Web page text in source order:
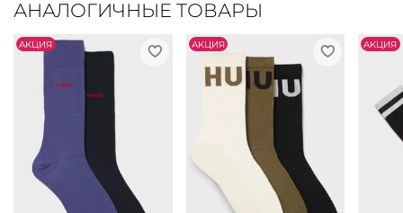
АНАЛОГИЧНЫЕ ТОВАРЫ
АKЦИЯ АKЦИЯ АKЦИЯ